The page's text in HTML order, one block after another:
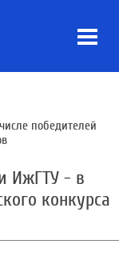
победителей
ИжГТУ - в
конкурса